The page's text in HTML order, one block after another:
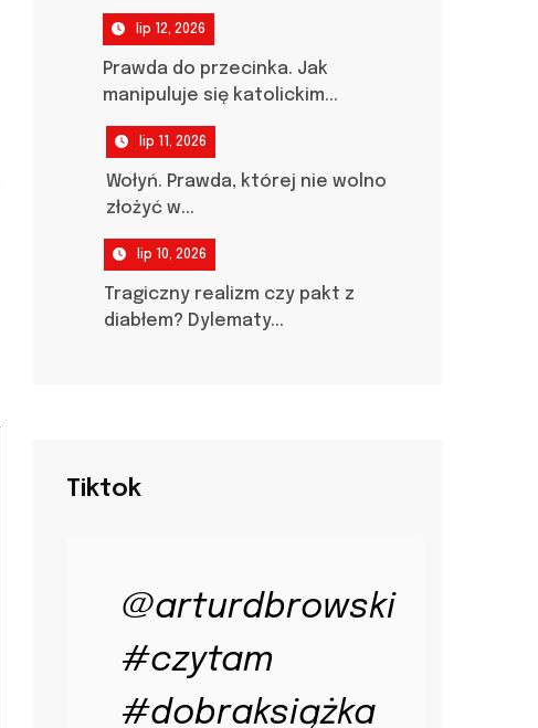
lip 12, 2026
Prawda do przecinka. Jak
manipuluje się katolickim...
lip 11, 2026
Wołyń. Prawda, której nie wolno
złożyć w...
lip 10, 2026
Tragiczny realizm czy pakt z
diabłem? Dylematy...
Tiktok
@arturdbrowski
#czytam
#dobraksiążka